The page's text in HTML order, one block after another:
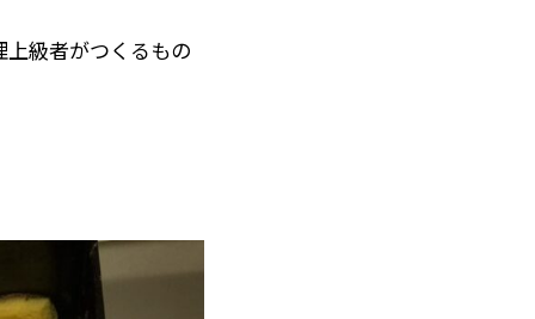
級者がつくるもの